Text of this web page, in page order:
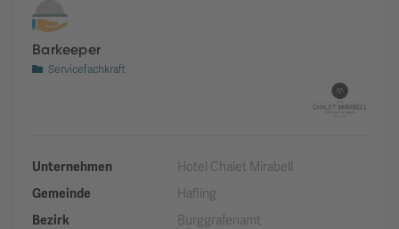
Barkeeper
Servicefachkraft
Unternehmen
Hotel Chalet Mirabell
Gemeinde
Hafling
Bezirk
Burggrafenamt